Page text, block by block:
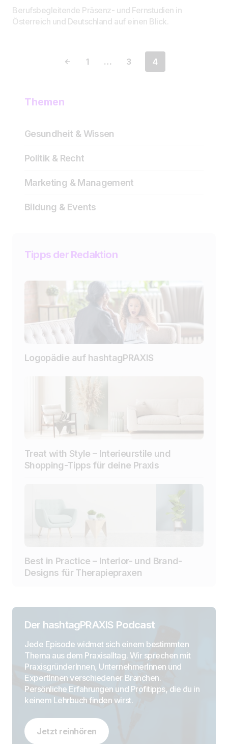
Berufsbegleitende Präsenz- und Fernstudien in
Österreich und Deutschland auf einen Blick.
1 … 3 4
Themen
Gesundheit & Wissen
Politik & Recht
Marketing & Management
Bildung & Events
Tipps der Redaktion
Logopädie auf hashtagPRAXIS
Treat with Style – Interieurstile und
Shopping-Tipps für deine Praxis
Best in Practice – Interior- und Brand-
Designs für Therapiepraxen
Der hashtagPRAXIS Podcast
Jede Episode widmet sich einem bestimmten
Thema aus dem Praxisalltag. Wir sprechen mit
PraxisgründerInnen, UnternehmerInnen und
ExpertInnen verschiedener Branchen.
Persönliche Erfahrungen und Profitipps, die du in
keinem Lehrbuch finden wirst.
Jetzt reinhören